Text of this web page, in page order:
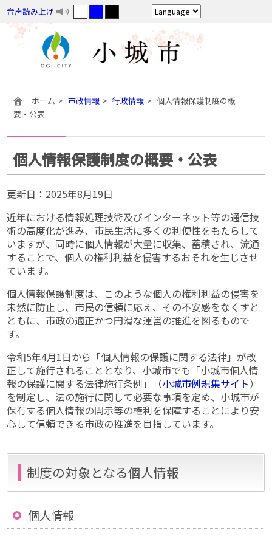
音声読み上げ
ホーム 市政情報 行政情報
個人情報保護制度の概
要・公表
個人情報保護制度の概要・公表
更新日： 2025年8月19日
近年における情報処理技術及びインターネット等の通信技
術の高度化が進み、市民生活に多くの利便性をもたらして
いますが、同時に個人情報が大量に収集、蓄積され、流通
することで、個人の権利利益を侵害するおそれを生じさせ
ています。
個人情報保護制度は、このような個人の権利利益の侵害を
未然に防止し、市民の信頼に応え、その不安感をなくすと
ともに、市政の適正かつ円滑な運営の推進を図るもので
す。
令和5年4月1日から「個人情報の保護に関する法律」が改
正して施行されることとなり、小城市でも「小城市個人情
報の保護に関する法律施行条例」（小城市例規集サイト）
を制定し、法の施行に関して必要な事項を定め、小城市が
保有する個人情報の開示等の権利を保障することにより安
心して信頼できる市政の推進を目指しています。
制度の対象となる個人情報
個人情報